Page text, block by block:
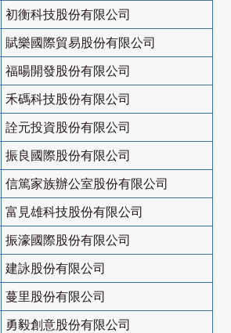
初衡科技股份有限公司
賦樂國際貿易股份有限公司
福暘開發股份有限公司
禾碼科技股份有限公司
詮元投資股份有限公司
振良國際股份有限公司
信篤家族辦公室股份有限公司
富見雄科技股份有限公司
振濠國際股份有限公司
建詠股份有限公司
蔓里股份有限公司
勇毅創意股份有限公司